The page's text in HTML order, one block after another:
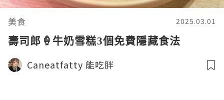
美食 2025.03.01
壽司郎🍦牛奶雪糕3個免費隱藏食法
Caneatfatty 能吃胖